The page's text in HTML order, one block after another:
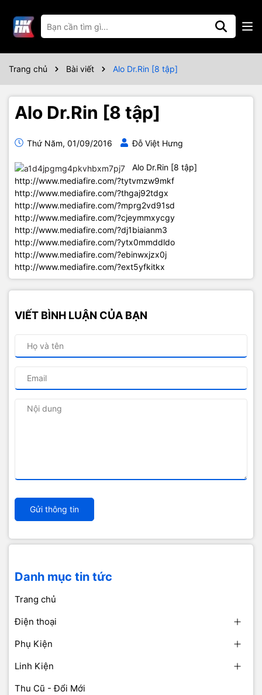
Trang chủ Bài viết Alo Dr.Rin [8 tập]
Alo Dr.Rin [8 tập]
Thứ Năm, 01/09/2016 Đỗ Việt Hưng
Alo Dr.Rin [8 tập]
http://www.mediafire.com/?tytvmzw9mkf
http://www.mediafire.com/?thgaj92tdgx
http://www.mediafire.com/?mprg2vd91sd
http://www.mediafire.com/?cjeymmxycgy
http://www.mediafire.com/?dj1biaianm3
http://www.mediafire.com/?ytx0mmddldo
http://www.mediafire.com/?ebinwxjzx0j
http://www.mediafire.com/?ext5yfkitkx
VIẾT BÌNH LUẬN CỦA BẠN
Gửi thông tin
Danh mục tin tức
Trang chủ
Điện thoại
Phụ Kiện
Linh Kiện
Thu Cũ - Đổi Mới